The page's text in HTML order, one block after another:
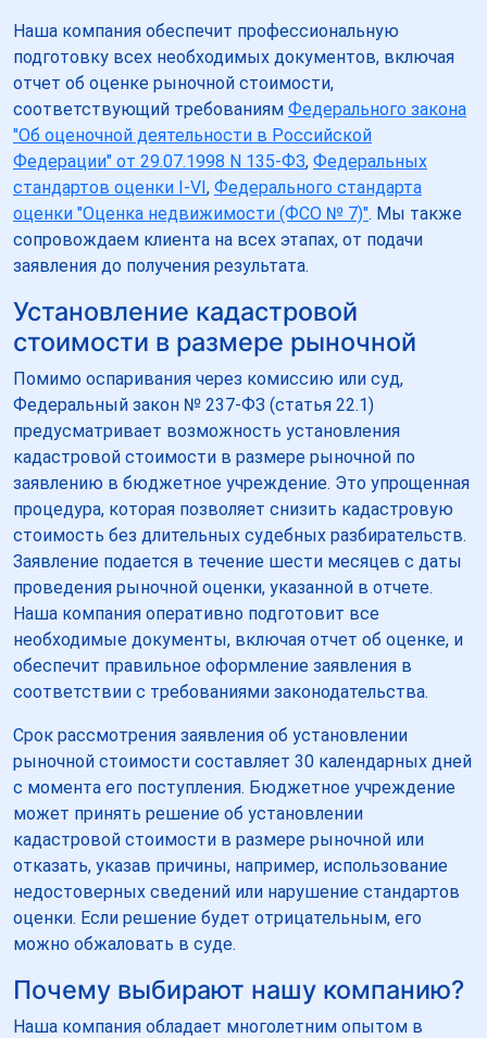
Наша компания обеспечит профессиональную
подготовку всех необходимых документов, включая
отчет об оценке рыночной стоимости,
соответствующий требованиям Федерального закона
"Об оценочной деятельности в Российской
Федерации" от 29.07.1998 N 135-ФЗ, Федеральных
стандартов оценки I-VI, Федерального стандарта
оценки "Оценка недвижимости (ФСО № 7)". Мы также
сопровождаем клиента на всех этапах, от подачи
заявления до получения результата.
Установление кадастровой
стоимости в размере рыночной
Помимо оспаривания через комиссию или суд,
Федеральный закон № 237-ФЗ (статья 22.1)
предусматривает возможность установления
кадастровой стоимости в размере рыночной по
заявлению в бюджетное учреждение. Это упрощенная
процедура, которая позволяет снизить кадастровую
стоимость без длительных судебных разбирательств.
Заявление подается в течение шести месяцев с даты
проведения рыночной оценки, указанной в отчете.
Наша компания оперативно подготовит все
необходимые документы, включая отчет об оценке, и
обеспечит правильное оформление заявления в
соответствии с требованиями законодательства.
Срок рассмотрения заявления об установлении
рыночной стоимости составляет 30 календарных дней
с момента его поступления. Бюджетное учреждение
может принять решение об установлении
кадастровой стоимости в размере рыночной или
отказать, указав причины, например, использование
недостоверных сведений или нарушение стандартов
оценки. Если решение будет отрицательным, его
можно обжаловать в суде.
Почему выбирают нашу компанию?
Наша компания обладает многолетним опытом в